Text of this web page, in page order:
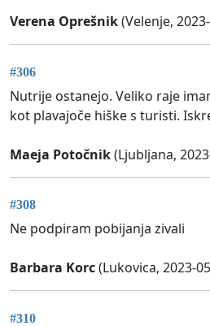
Verena Oprešnik(Velenje,
#306
Nutrije ostanejo. Veliko raje
kot plavajoče hiške s turisti.
Maeja Potočnik(Ljubljana,
#308
Ne podpiram pobijanja zivali
Barbara Korc(Lukovica, 2023-
#310